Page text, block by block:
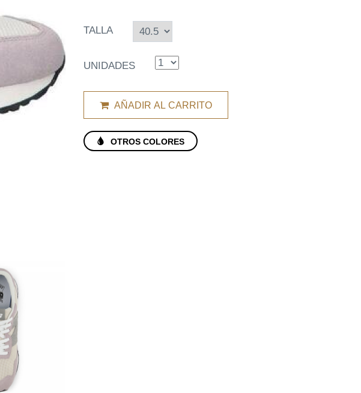
TALLA
UNIDADES
AÑADIR AL CARRITO
OTROS COLORES